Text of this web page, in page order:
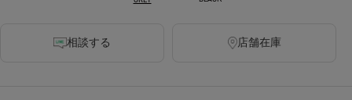
相談する 店舗在庫